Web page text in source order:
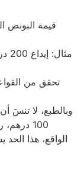
قيمة البونص
100
الواقع، هذا